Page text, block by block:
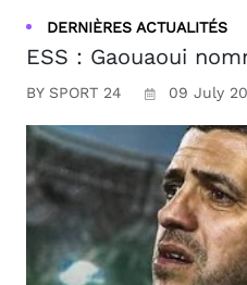
DERNIÈRES ACTUALITÉS
ESS : Gaouaoui
BY SPORT 24 09 July